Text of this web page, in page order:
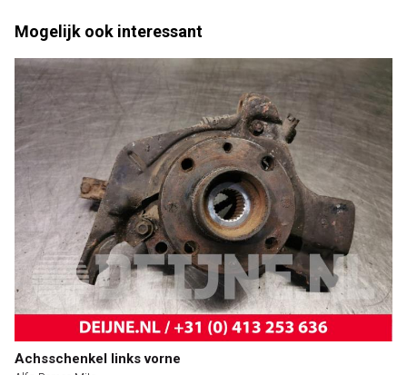
Mogelijk ook interessant
Achsschenkel links vorne